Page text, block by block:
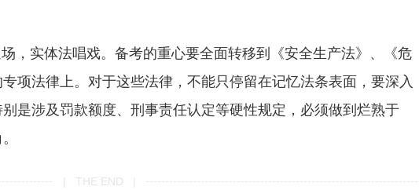
，实体法唱戏。备考的重心要全面转移到《安全生产法》、《危
项法律上。对于这些法律，不能只停留在记忆法条表面，要深入
是涉及罚款额度、刑事责任认定等硬性规定，必须做到烂熟于
| THE END |